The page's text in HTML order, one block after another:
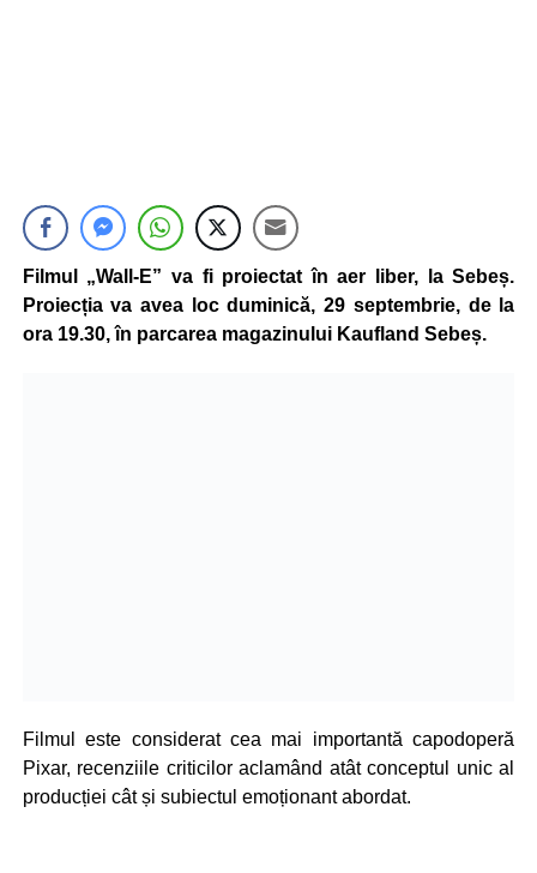
Filmul „Wall-E” va fi proiectat în aer liber, la Sebeș.
Proiecția va avea loc duminică, 29 septembrie, de la
ora 19.30, în parcarea magazinului Kaufland Sebeș.
Filmul este considerat cea mai importantă capodoperă
Pixar, recenziile criticilor aclamând atât conceptul unic al
producției cât și subiectul emoționant abordat.